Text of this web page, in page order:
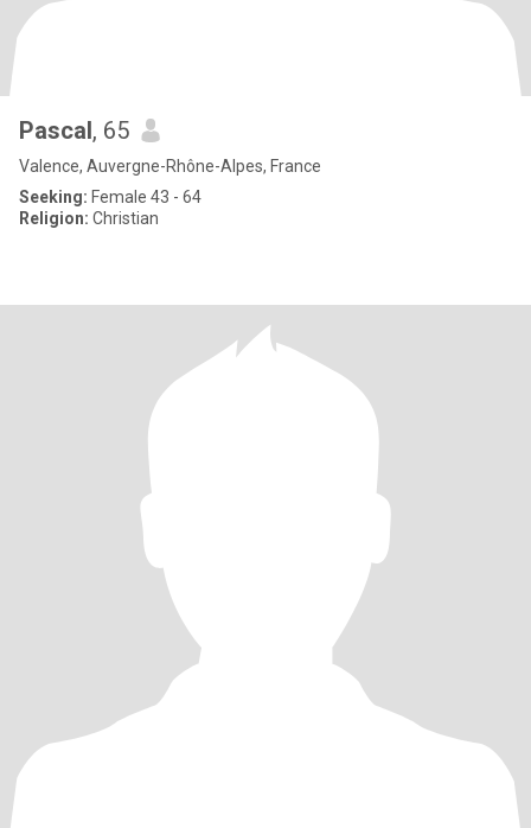
Pascal, 65
Valence, Auvergne-Rhône-Alpes, France
Seeking: Female 43 - 64
Religion: Christian